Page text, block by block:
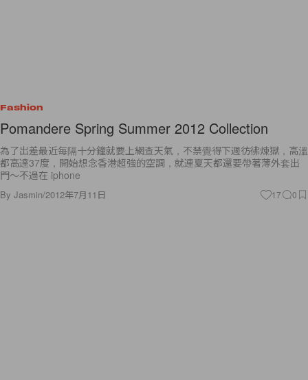
Fashion
Pomandere Spring Summer 2012 Collection
為了出差最近每隔十分鐘就要上網查天氣，不禁覺得下週彷彿煉獄，高溫
都高達37度，開始想念香港超強的空調，就連夏天都還要帶著薄外套出
門～不過在 iphone
By Jasmin/2012年7月11日 17 0